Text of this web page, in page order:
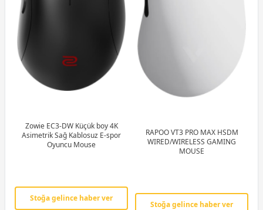
Zowie EC3-DW Küçük boy 4K
Asimetrik Sağ Kablosuz E-spor
Oyuncu Mouse
Stoğa gelince haber ver
RAPOO VT3 PRO MAX HSDM
WIRED/WIRELESS GAMING
MOUSE
Stoğa gelince haber ver